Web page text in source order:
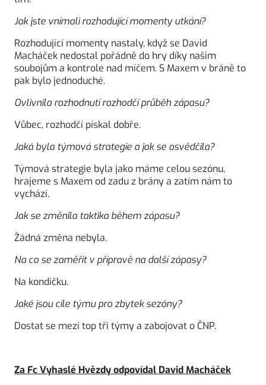
Jak jste vnímali rozhodující momenty utkání?
Rozhodující momenty nastaly, když se David
Macháček nedostal pořádně do hry díky našim
soubojům a kontrole nad míčem. S Maxem v bráně to
pak bylo jednoduché.
Ovlivnila rozhodnutí rozhodčí průběh zápasu?
Vůbec, rozhodčí pískal dobře.
Jaká byla týmová strategie a jak se osvědčila?
Týmová strategie byla jako máme celou sezónu,
hrajeme s Maxem od zadu z brány a zatím nám to
vychází.
Jak se změnila taktika během zápasu?
Žádná změna nebyla.
Na co se zaměřit v přípravě na další zápasy?
Na kondičku.
Jaké jsou cíle týmu pro zbytek sezóny?
Dostat se mezi top tři týmy a zabojovat o ČNP.
Za Fc Vyhaslé Hvězdy odpovídal David Macháček